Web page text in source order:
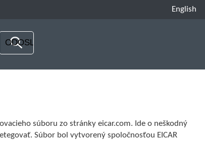
English
súboru zo stránky eicar.com. Ide o neškodný
Súbor bol vytvorený spoločnosťou EICAR